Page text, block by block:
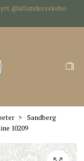
@allatidersskebo
Sandberg
10209